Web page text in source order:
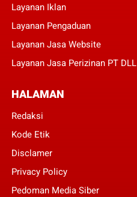
Layanan Iklan
Layanan Pengaduan
Layanan Jasa Website
Layanan Jasa Perizinan PT DLL
HALAMAN
Redaksi
Kode Etik
Disclamer
Privacy Policy
Pedoman Media Siber